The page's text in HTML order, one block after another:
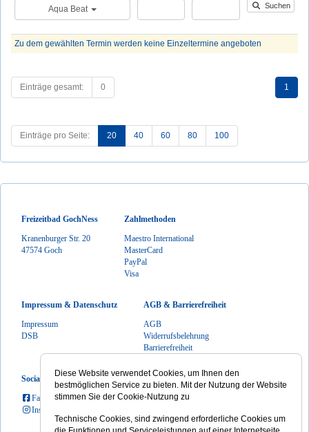
Aqua Beat Suchen
Zu dem gewählten Termin werden keine Einzeltermine angeboten
1
Einträge gesamt: 0
Einträge pro Seite: 20 40 60 80 100
Freizeitbad GochNess
Kranenburger Str. 20
47574 Goch
Zahlmethoden
Maestro International
MasterCard
PayPal
Visa
Impressum & Datenschutz
Impressum
DSB
AGB & Barrierefreiheit
AGB
Widerrufsbelehrung
Barrierefreiheit
Social Media
Facebook
Instagram
Diese Website verwendet Cookies, um Ihnen den
bestmöglichen Service zu bieten. Mit der Nutzung der Website
stimmen Sie der Cookie-Nutzung zu
Technische Cookies, sind zwingend erforderliche Cookies um